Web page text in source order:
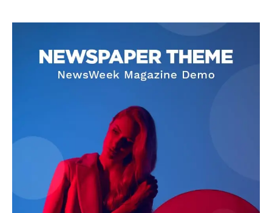
DOWNLOAD NOW
AIN NEWS 1
Contact Us
About Us
Privacy Policy
Terms of Use Agreement